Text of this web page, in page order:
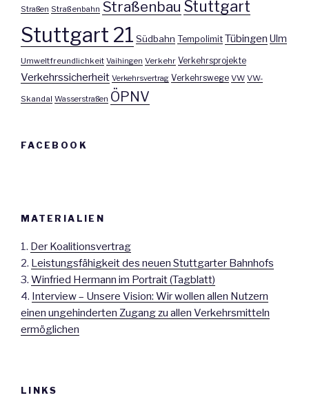
Straßen Straßenbahn Straßenbau Stuttgart
Stuttgart 21 Südbahn Tempolimit Tübingen Ulm
Umweltfreundlichkeit Vaihingen Verkehr Verkehrsprojekte
Verkehrssicherheit Verkehrsvertrag Verkehrswege VW VW-
Skandal Wasserstraßen ÖPNV
FACEBOOK
MATERIALIEN
1. Der Koalitionsvertrag
2. Leistungsfähigkeit des neuen Stuttgarter Bahnhofs
3. Winfried Hermann im Portrait (Tagblatt)
4. Interview – Unsere Vision: Wir wollen allen Nutzern
einen ungehinderten Zugang zu allen Verkehrsmitteln
ermöglichen
LINKS